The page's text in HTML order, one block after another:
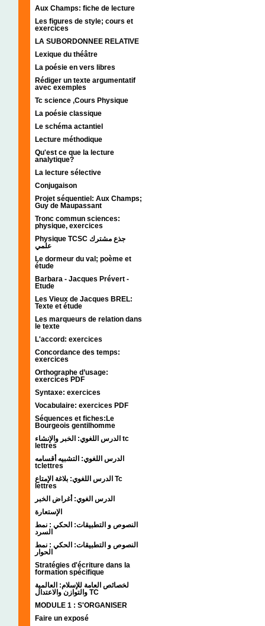
Aux Champs: fiche de lecture
Les figures de style; cours et
exercices
LA SUBORDONNEE RELATIVE
Lexique du théâtre
La poésie en vers libres
Rédiger un texte argumentatif
avec exemples
Tc science ,Cours Physique
La poésie classique
Le schéma actantiel
Lecture méthodique
Qu'est ce que la lecture
analytique?
La lecture sélective
Conjugaison
Projet séquentiel: Aux Champs;
Guy de Maupassant
Tronc commun sciences:
physique, exercices
Physique TCSC جذع مشترك
علمي
Le dormeur du val; poème et
étude
Barbara - Jacques Prévert -
Etude
Les Vieux de Jacques BREL:
Texte et étude
Les marqueurs de relation dans
le texte
L'accord: exercices
Concordance des temps:
exercices
Orthographe d’usage:
exercices PDF
Syntaxe: exercices
Vocabulaire: exercices PDF
Séquences et fiches:Le
Bourgeois gentilhomme
الدرس اللغوي: الخبر والإنشاء tc
lettres
الدرس اللغوي: التشبيه أقسامه
tclettres
الدرس اللغوي: بلاغة الإمتاع Tc
lettres
الدرس الغوي: أغراض الخبر
الإستعارة
النصوص و التطبيقات: الحكي : نمط
السرد
النصوص و التطبيقات: الحكي : نمط
الحوار
Stratégies d'écriture dans la
formation spécifique
لخصائص العامة للإسلام: العالمية
والتوازن والاعتدال TC
MODULE 1 : S'ORGANISER
Faire un exposé